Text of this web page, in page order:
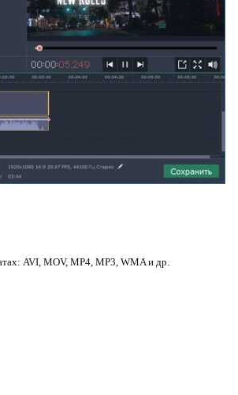
AVI, MOV, MP4, MP3, WMA и др.